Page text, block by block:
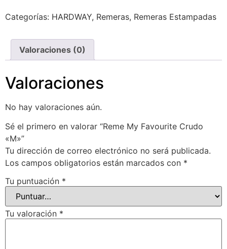
Categorías: HARDWAY, Remeras, Remeras Estampadas
Valoraciones (0)
Valoraciones
No hay valoraciones aún.
Sé el primero en valorar “Reme My Favourite Crudo
«M»”
Tu dirección de correo electrónico no será publicada.
Los campos obligatorios están marcados con *
Tu puntuación *
Tu valoración *